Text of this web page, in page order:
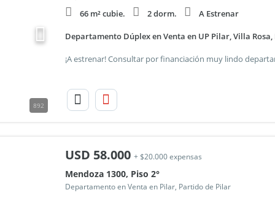
892
66 m² cubie. 2 dorm. A Estrenar
Departamento Dúplex en Venta en UP Pilar, Villa
USD 58.000 + $20.000 expensas
Mendoza 1300, Piso 2°
Departamento en Venta en Pilar, Partido de Pilar